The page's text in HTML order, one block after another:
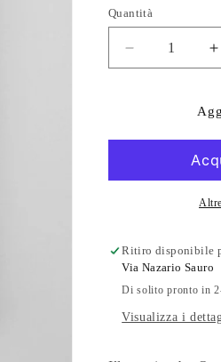
Quantità
Diminuisci
quantità
Ritiro disponibile
Via Nazario Sauro
Di solito pronto in
Visualizza i